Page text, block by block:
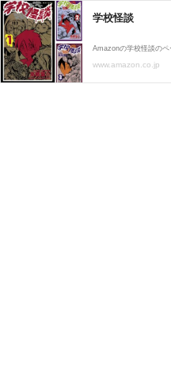
学校怪談
www.amazon.co.jp